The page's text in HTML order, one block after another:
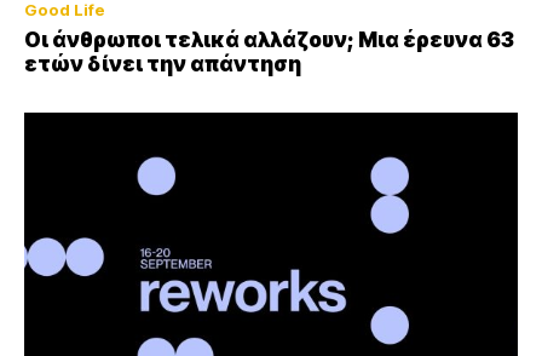
Good Life
Οι άνθρωποι τελικά αλλάζουν; Μια έρευνα 63
ετών δίνει την απάντηση